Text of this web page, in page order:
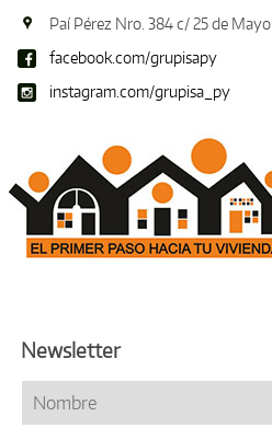
Paí Pérez Nro. 384 c/ 25 de Mayo
facebook.com/grupisapy
instagram.com/grupisa_py
Newsletter